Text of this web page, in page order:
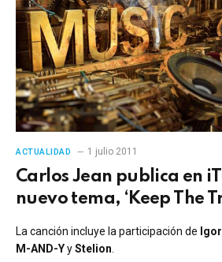
ACTUALIDAD 1 julio 2011
Carlos Jean publica en
nuevo tema, ‘Keep The
La canción incluye la participación de
M-AND-YyStelion